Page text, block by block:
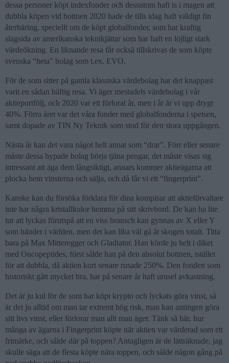
dessa personer köpt indexfonder och dessutom haft is i magen att
dubbla köpen vid bottnen 2020 hade de tills idag haft väldigt fin
återbäring, speciellt om de köpt globalfonder, som har kraftig
slagsida av amerikanska teknikjättar som har haft en löjligt stark
värdeökning. En liknande resa får också tillskrivas de som köpte
svenska “heta” bolag som t.ex. EVO.
För de som sitter på gamla klassiska värdebolag har det knappast
varit en sådan häftig resa. Vi äger mestadels värdebolag i vår
aktieportfölj, och 2020 var ett förlorat år, men i år är vi upp drygt
40%. Förra året var det våra fonder med globalfonderna i spetsen,
samt dopade av TIN Ny Teknik som stod för den stora uppgången.
Nästa år kan det vara något helt annat som “drar”. Förr eller senare
måste dessa hypade bolag börja tjäna pengar, det måste visas sig
intressant att äga dem långsiktigt, annars kommer aktieägarna att
plocka hem vinsterna och sälja, och då får vi ett “fingerprint”.
Kanske kan du försöka förklara för dina kompisar att aktieförvaltare
inte har några kristallkulor hemma på sitt skrivbord. De kan ha lite
tur att lyckas förutspå att en viss bransch kan gynnas av X eller Y
som händer i världen, men det kan lika väl gå åt skogen totalt. Titta
bara på Max Mitteregger och Gladiator. Han körde ju helt i diket
med Oncopeptides, först sålde han på den absolut bottnen, istället
för att dubbla, då aktien kort senare rusade 250%. Den fonden som
historiskt gått mycket bra, har på senare år haft urusel avkastning.
Det är ju kul för de som har köpt krypto och lyckats göra vinst, så
är det ju alltid om man tar extremt hög risk, man kan antingen göra
sitt livs vinst, eller förlorar man allt man äger. Tänk så här, hur
många av ägarna i Fingerprint köpte när aktien var värderad som ett
frimärke, och sålde där på toppen? Antagligen är de lätträknade, jag
skulle säga att de flesta köpte nära toppen, och sålde någon gång på